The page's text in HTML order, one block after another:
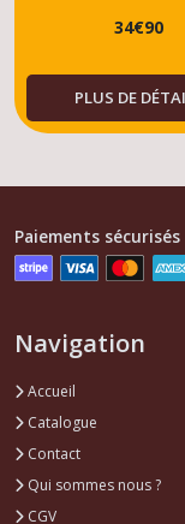
34€90
PLUS DE
Paiements sécurisés
Navigation
Accueil
Catalogue
Contact
Qui sommes nous ?
CGV